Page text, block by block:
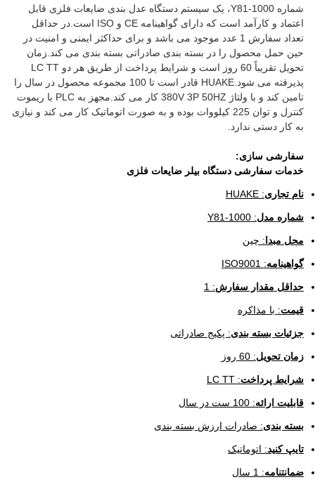
شماره Y81-1000، یک سیستم دستگاه عدل بندی ضایعات فلزی قابل
اعتماد و کارآمد است که دارای گواهینامه CE و ISO است.در حداقل
تعداد سفارش 1 عدد موجود می باشد و برای حداکثر ایمنی و امنیت در
حین حمل محصول را در بسته بندی صادراتی بسته بندی می کند.زمان
تحویل تقریباً 60 روز است و شرایط پرداخت از طریق هر دو LC TT
پذیرفته می شود.HUAKE قادر است تا 100 مجموعه محصول در سال را
تامین کند و با ولتاژ 380V 3P 50HZ کار می کند.مجهز به PLC با ریموت
کنترل و توان 225 کیلووات بوده و به صورت اتوماتیک کار می کند و نیازی
به کار دستی ندارد.
سفارشی سازی:
خدمات سفارشی دستگاه بیلر ضایعات فلزی
نام تجاری: HUAKE
شماره مدل: Y81-1000
محل مبدا: چین
گواهینامه: ISO9001
حداقل مقدار سفارش: 1
قیمت: با مذاکره
جزئیات بسته بندی: پکیج صادراتی
زمان تحویل: 60 روز
شرایط پرداخت: LC TT
قابلیت ارائه: 100 ست در سال
بسته بندی: صادرات ارزش بسته بندی
تایپ کنید: اتوماتیک
ضمانتنامه: 1 سال